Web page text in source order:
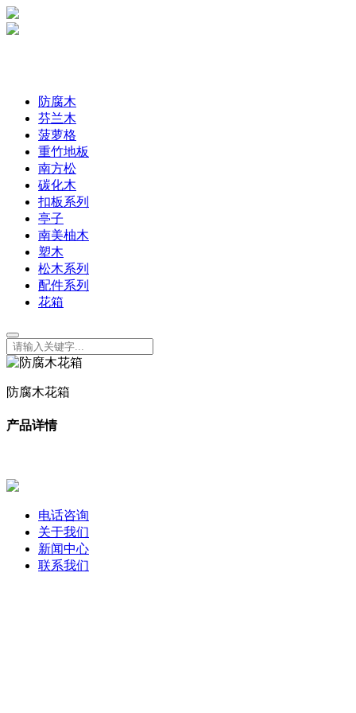
防腐木
芬兰木
菠萝格
重竹地板
南方松
碳化木
扣板系列
亭子
南美柚木
塑木
松木系列
配件系列
花箱
防腐木花箱
产品详情
电话咨询
关于我们
新闻中心
联系我们